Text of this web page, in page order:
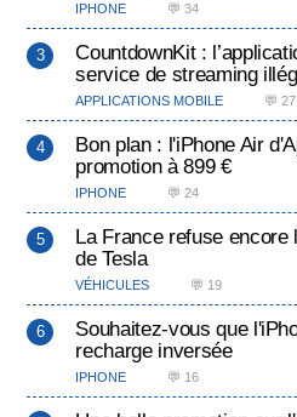
IPHONE 💬 34
CountdownKit :
service de streaming
APPLICATIONS MOBILE 💬 27
Bon plan : l'iPhone Air
promotion à 899 €
IPHONE 💬 24
La France refuse encore
de Tesla
VÉHICULES 💬 19
Souhaitez-vous que
recharge inversée
IPHONE 💬 16